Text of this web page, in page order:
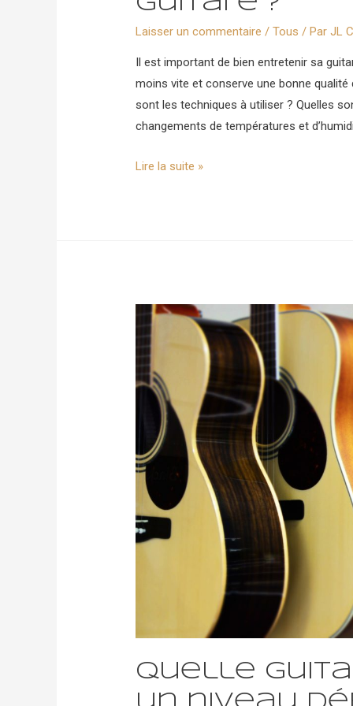
Laisser un commentaire /Tous / ParJL
Il est important de bien entretenir sa
moins vite et conserve une bonne qualité
sont les techniques à utiliser ? Quelles
changements de températures et
Comment
Lire la suite »
Quelle